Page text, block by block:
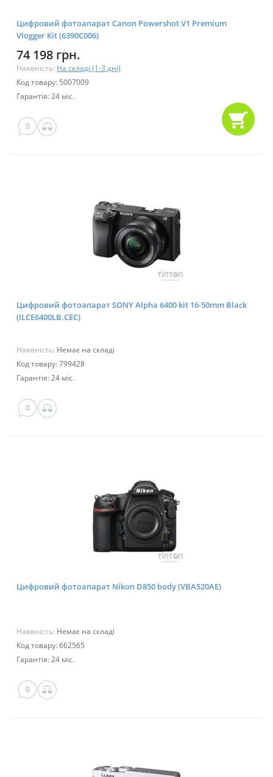
Цифровий фотоапарат Canon Powershot V1 Premium
Vlogger Kit (6390C006)
74 198 грн.
Наявність: На складі (1-3 дні)
Код товару: 5007009
Гарантія: 24 міс.
0
Цифровий фотоапарат SONY Alpha 6400 kit 16-50mm Black
(ILCE6400LB.CEC)
Наявність: Немає на складі
Код товару: 799428
Гарантія: 24 міс.
0
Цифровий фотоапарат Nikon D850 body (VBA520AE)
Наявність: Немає на складі
Код товару: 662565
Гарантія: 24 міс.
0